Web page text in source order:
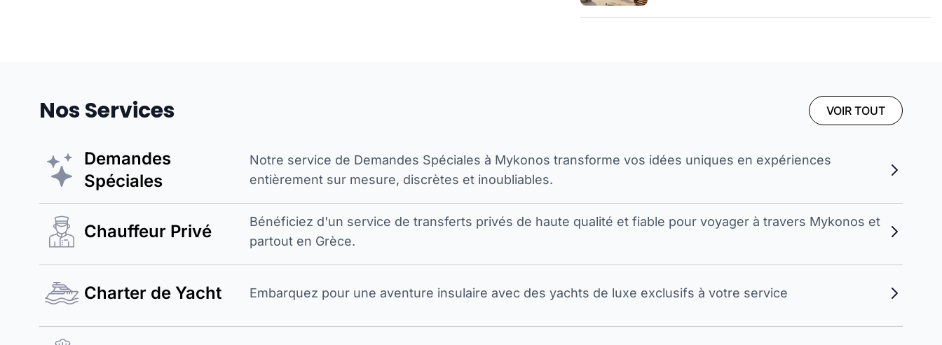
Nos Services VOIR TOUT
Demandes
Spéciales
Notre service de Demandes Spéciales à Mykonos transforme vos idées uniques en expériences
entièrement sur mesure, discrètes et inoubliables.
Chauffeur Privé
Bénéficiez d'un service de transferts privés de haute qualité et fiable pour voyager à travers Mykonos et
partout en Grèce.
Charter de Yacht Embarquez pour une aventure insulaire avec des yachts de luxe exclusifs à votre service